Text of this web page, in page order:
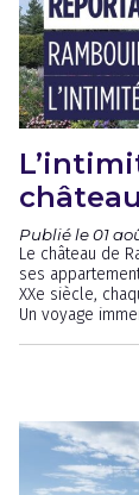
Publié le 01
Le château de
ses
XXe siècle,
Un voyage